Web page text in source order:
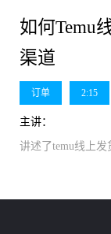
如何Temu
渠道
订单 2:15
主讲：
讲述了temu线上